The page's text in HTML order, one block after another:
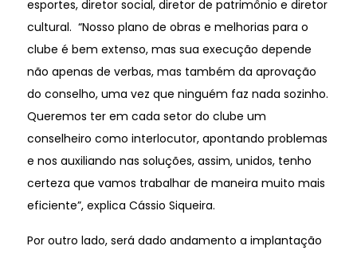
esportes, diretor social, diretor de patrimônio e diretor
cultural. “Nosso plano de obras e melhorias para o
clube é bem extenso, mas sua execução depende
não apenas de verbas, mas também da aprovação
do conselho, uma vez que ninguém faz nada sozinho.
Queremos ter em cada setor do clube um
conselheiro como interlocutor, apontando problemas
e nos auxiliando nas soluções, assim, unidos, tenho
certeza que vamos trabalhar de maneira muito mais
eficiente”, explica Cássio Siqueira.
Por outro lado, será dado andamento a implantação